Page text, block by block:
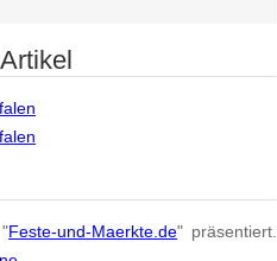
Feste-und-Maerkte.de" präsentiert.